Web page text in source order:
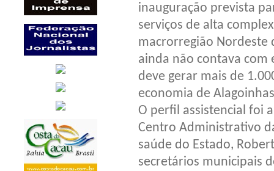
inauguração prevista
serviços de alta
macrorregião Nordeste
ainda não contava com
deve gerar mais de
economia de
O perfil assistencial foi
Centro Administrativo
saúde do Estado,
secretários municipais